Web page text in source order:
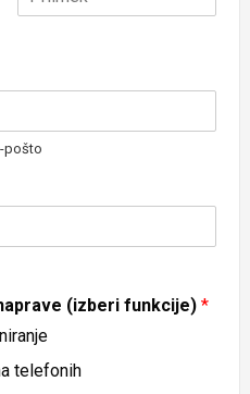
pošto
(izberi funkcije) *
telefonih